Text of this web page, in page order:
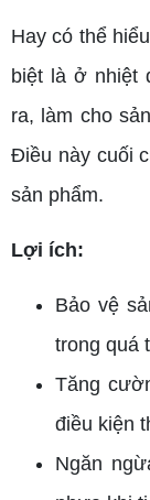
Hay có thể
biệt là ở nhiệt
ra, làm cho
Điều này cuối
sản phẩm.
Lợi ích:
Bảo vệ
trong quá
Tăng
điều kiện
Ngăn